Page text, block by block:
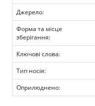
Джерело:
Форма та місце
зберігання:
Ключові слова:
Тип носія:
Оприлюднено: